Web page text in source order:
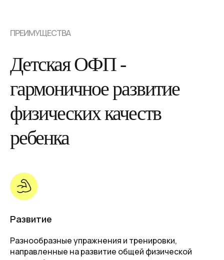
ПРЕИМУЩЕСТВА
Детская ОФП -
гармоничное развитие
физических качеств
ребенка
Развитие
Разнообразные упражнения и тренировки,
направленные на развитие общей физической